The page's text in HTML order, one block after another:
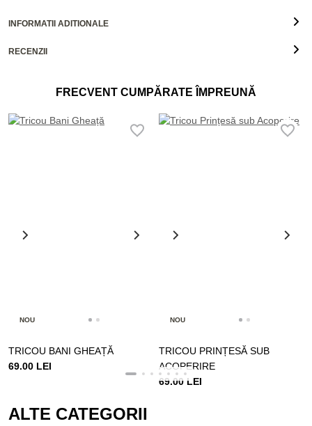
INFORMATII ADITIONALE
RECENZII
FRECVENT CUMPĂRATE ÎMPREUNĂ
NOU
TRICOU BANI GHEAȚĂ
69.00 LEI
NOU
TRICOU PRINȚESĂ SUB
ACOPERIRE
69.00 LEI
ALTE CATEGORII